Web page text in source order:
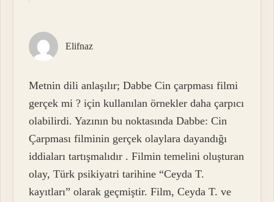
Elifnaz
Metnin dili anlaşılır; Dabbe Cin çarpması filmi
gerçek mi ? için kullanılan örnekler daha çarpıcı
olabilirdi. Yazının bu noktasında Dabbe: Cin
Çarpması filminin gerçek olaylara dayandığı
iddiaları tartışmalıdır . Filmin temelini oluşturan
olay, Türk psikiyatri tarihine “Ceyda T.
kayıtları” olarak geçmiştir. Film, Ceyda T. ve